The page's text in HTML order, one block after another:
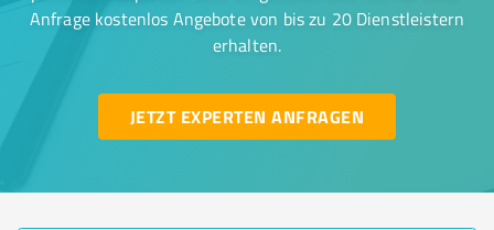
Anfrage kostenlos Angebote von bis zu 20 Dienstleistern
erhalten.
JETZT EXPERTEN ANFRAGEN